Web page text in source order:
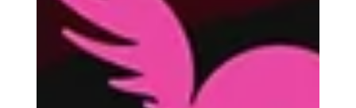
Viviana Rangel
16 abr
4 min de lectura
Ticketmaster no es el problema,
es el síntoma